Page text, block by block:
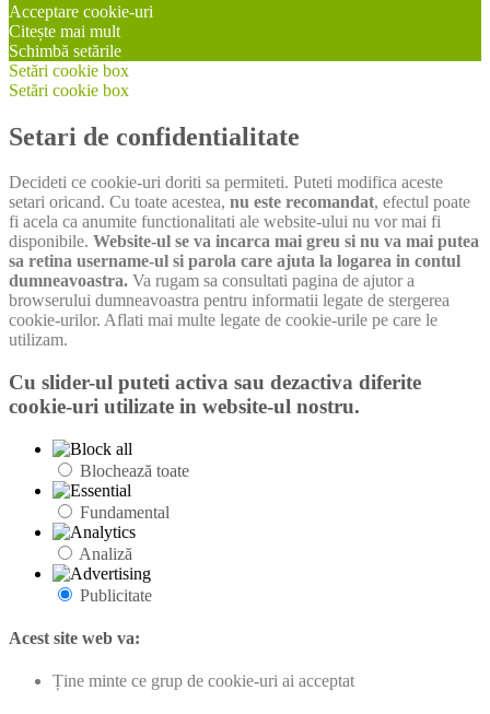
Acceptare cookie-uri
Citește mai mult
Schimbă setările
Setări cookie box
Setări cookie box
Setari de confidentialitate
Decideti ce cookie-uri doriti sa permiteti. Puteti modifica aceste
setari oricand. Cu toate acestea, nu este recomandat, efectul poate
fi acela ca anumite functionalitati ale website-ului nu vor mai fi
disponibile. Website-ul se va incarca mai greu si nu va mai putea
sa retina username-ul si parola care ajuta la logarea in contul
dumneavoastra. Va rugam sa consultati pagina de ajutor a
browserului dumneavoastra pentru informatii legate de stergerea
cookie-urilor. Aflati mai multe legate de cookie-urile pe care le
utilizam.
Cu slider-ul puteti activa sau dezactiva diferite
cookie-uri utilizate in website-ul nostru.
Blochează toate
Fundamental
Analiză
Publicitate
Acest site web va:
Ține minte ce grup de cookie-uri ai acceptat